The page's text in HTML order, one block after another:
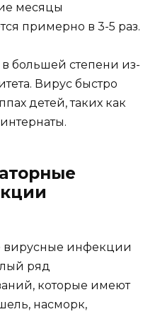
месяцы
примерно в 3-5 раз.
большей степени из-
Вирус быстро
детей, таких как
вирусные инфекции
ряд
которые имеют
насморк,